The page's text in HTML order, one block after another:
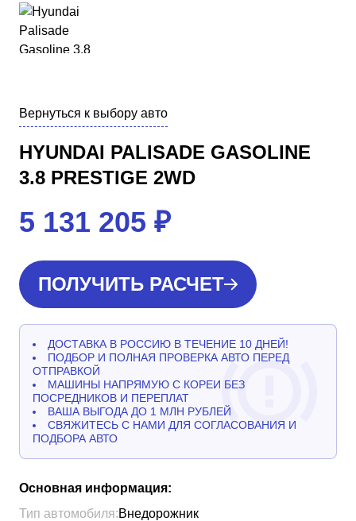
Вернуться к выбору авто
HYUNDAI PALISADE GASOLINE
3.8 PRESTIGE 2WD
5 131 205 ₽
ПОЛУЧИТЬ РАСЧЕТ
ДОСТАВКА В РОССИЮ В ТЕЧЕНИЕ 10 ДНЕЙ!
ПОДБОР И ПОЛНАЯ ПРОВЕРКА АВТО ПЕРЕД
ОТПРАВКОЙ
МАШИНЫ НАПРЯМУЮ С КОРЕИ БЕЗ
ПОСРЕДНИКОВ И ПЕРЕПЛАТ
ВАША ВЫГОДА ДО 1 МЛН РУБЛЕЙ
СВЯЖИТЕСЬ С НАМИ ДЛЯ СОГЛАСОВАНИЯ И
ПОДБОРА АВТО
Основная информация:
Тип автомобиля:Внедорожник